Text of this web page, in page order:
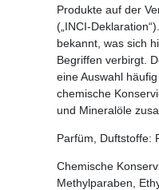
Produkte auf der
(„INCI-
bekannt, was sich
Begriffen verbirgt.
eine Auswahl
chemische
und Mineralöle
Parfüm, Duftstoffe:
Chemische
Methylparaben,